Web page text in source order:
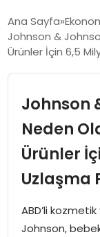
GUNCEL
SPOR
MAGAZIN
SPOR
Ana Sayfa
Johnson &
Ürünler İçin 6,5
Johnson
Neden
Ürünler
Uzlaşma
ABD’li
Johnson,